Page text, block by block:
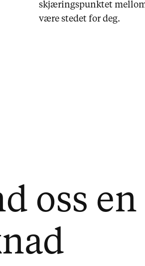
skjæringspunktet
være stedet for deg.
oss en